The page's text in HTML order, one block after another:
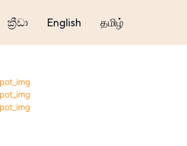
ක්‍රීඩා English தமிழ்